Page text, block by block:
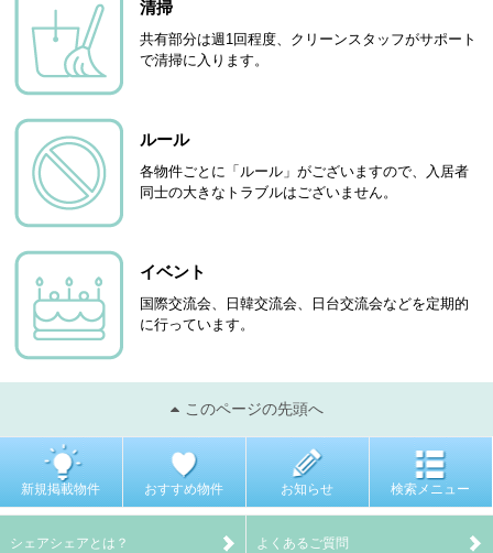
清掃
共有部分は週1回程度、クリーンスタッフがサポート
で清掃に入ります。
ルール
各物件ごとに「ルール」がございますので、入居者
同士の大きなトラブルはございません。
イベント
国際交流会、日韓交流会、日台交流会などを定期的
に行っています。
このページの先頭へ
新規掲載物件 おすすめ物件 お知らせ 検索メニュー
シェアシェアとは？ よくあるご質問